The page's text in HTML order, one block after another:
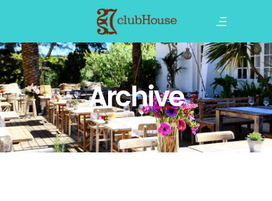
Archive